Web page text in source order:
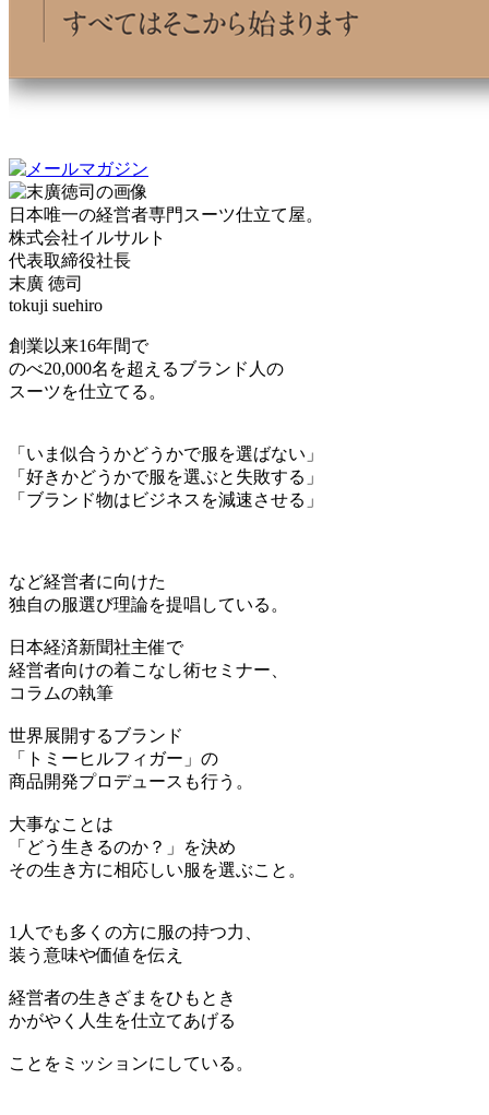
日本唯一の経営者専門スーツ仕立て屋。
株式会社イルサルト
代表取締役社長
末廣 徳司
tokuji suehiro
創業以来16年間で
のべ20,000名を超えるブランド人の
スーツを仕立てる。
「いま似合うかどうかで服を選ばない」
「好きかどうかで服を選ぶと失敗する」
「ブランド物はビジネスを減速させる」
など経営者に向けた
独自の服選び理論を提唱している。
日本経済新聞社主催で
経営者向けの着こなし術セミナー、
コラムの執筆
世界展開するブランド
「トミーヒルフィガー」の
商品開発プロデュースも行う。
大事なことは
「どう生きるのか？」を決め
その生き方に相応しい服を選ぶこと。
1人でも多くの方に服の持つ力、
装う意味や価値を伝え
経営者の生きざまをひもとき
かがやく人生を仕立てあげる
ことをミッションにしている。